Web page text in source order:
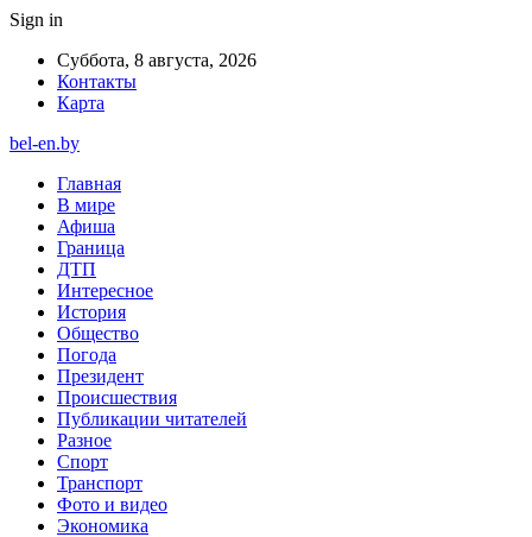
Sign in
Суббота, 8 августа, 2026
Контакты
Карта
bel-en.by
Главная
В мире
Афиша
Граница
ДТП
Интересное
История
Общество
Погода
Президент
Происшествия
Публикации читателей
Разное
Спорт
Транспорт
Фото и видео
Экономика